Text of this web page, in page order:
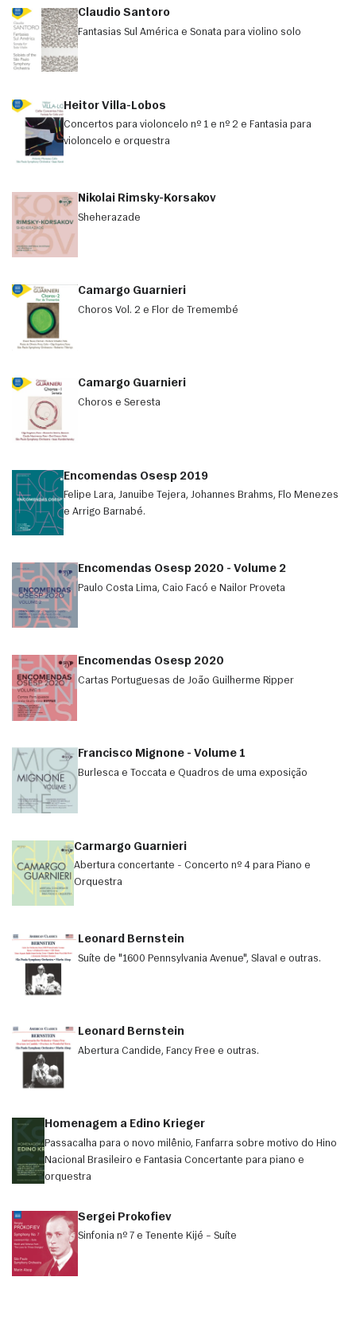
Claudio Santoro
Fantasias Sul América e Sonata para violino solo
Heitor Villa-Lobos
Concertos para violoncelo nº 1 e nº 2 e Fantasia para
violoncelo e orquestra
Nikolai Rimsky-Korsakov
Sheherazade
Camargo Guarnieri
Choros Vol. 2 e Flor de Tremembé
Camargo Guarnieri
Choros e Seresta
Encomendas Osesp 2019
Felipe Lara, Januibe Tejera, Johannes Brahms, Flo Menezes
e Arrigo Barnabé.
Encomendas Osesp 2020 - Volume 2
Paulo Costa Lima, Caio Facó e Nailor Proveta
Encomendas Osesp 2020
Cartas Portuguesas de João Guilherme Ripper
Francisco Mignone - Volume 1
Burlesca e Toccata e Quadros de uma exposição
Carmargo Guarnieri
Abertura concertante - Concerto nº 4 para Piano e
Orquestra
Leonard Bernstein
Suíte de "1600 Pennsylvania Avenue", Slava! e outras.
Leonard Bernstein
Abertura Candide, Fancy Free e outras.
Homenagem a Edino Krieger
Passacalha para o novo milênio, Fanfarra sobre motivo do Hino
Nacional Brasileiro e Fantasia Concertante para piano e
orquestra
Sergei Prokofiev
Sinfonia nº 7 e Tenente Kijé – Suíte